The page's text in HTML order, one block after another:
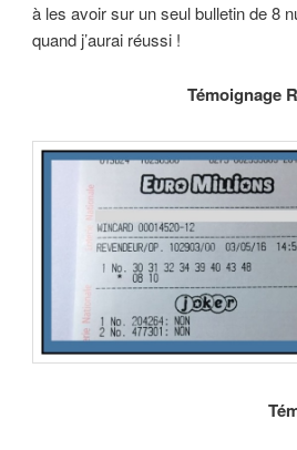
à les avoir sur un seul bulletin de 8
quand j’aurai réussi !
Témoignage